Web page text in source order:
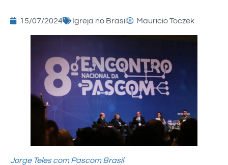
15/07/2024 Igreja no Brasil Mauricio Toczek
Jorge Teles com Pascom Brasil